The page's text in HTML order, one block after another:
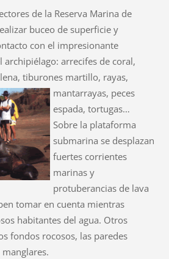
de la Reserva Marina de
buceo de superficie y
con el impresionante
archipiélago: arrecifes de coral,
tiburones martillo, rayas,
mantarrayas, peces
espada, tortugas…
Sobre la plataforma
submarina se desplazan
fuertes corrientes
marinas y
protuberancias de lava
tomar en cuenta mientras
habitantes del agua. Otros
fondos rocosos, las paredes